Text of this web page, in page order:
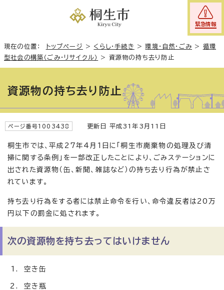
緊急情報
現在の位置： トップページ > くらし・手続き >環境・自然・ごみ > 循環
型社会の構築（ごみ・リサイクル）
> 資源物の持ち去り防止
資源物の持ち去り防止
ページ番号1003438 更新日 平成31年3月11日
桐生市では、平成27年4月1日に「桐生市廃棄物の処理及び清
掃に関する条例」を一部改正したことにより、ごみステーションに
出された資源物（缶、新聞、雑誌など）の持ち去り行為が禁止さ
れています。
持ち去り行為をする者には禁止命令を行い、命令違反者は20万
円以下の罰金に処されます。
次の資源物を持ち去ってはいけません
空き缶
空き瓶